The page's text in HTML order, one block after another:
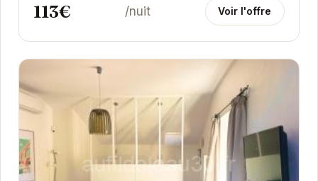
113€ /nuit Voir l'offre